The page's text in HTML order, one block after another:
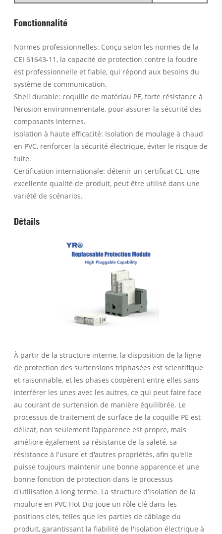
Fonctionnalité
Normes professionnelles: Conçu selon les normes de la
CEI 61643-11, la capacité de protection contre la foudre
est professionnelle et fiable, qui répond aux besoins du
système de communication.
Shell durable: coquille de matériau PE, forte résistance à
l'érosion environnementale, pour assurer la sécurité des
composants internes.
Isolation à haute efficacité: Isolation de moulage à chaud
en PVC, renforcer la sécurité électrique, éviter le risque de
fuite.
Certification internationale: détenir un certificat CE, une
excellente qualité de produit, peut être utilisé dans une
variété de scénarios.
Détails
À partir de la structure interne, la disposition de la ligne
de protection des surtensions triphasées est scientifique
et raisonnable, et les phases coopèrent entre elles sans
interférer les unes avec les autres, ce qui peut faire face
au courant de surtension de manière équilibrée. Le
processus de traitement de surface de la coquille PE est
délicat, non seulement l'apparence est propre, mais
améliore également sa résistance de la saleté, sa
résistance à l'usure et d'autres propriétés, afin qu'elle
puisse toujours maintenir une bonne apparence et une
bonne fonction de protection dans le processus
d'utilisation à long terme. La structure d'isolation de la
moulure en PVC Hot Dip joue un rôle clé dans les
positions clés, telles que les parties de câblage du
produit, garantissant la fiabilité de l'isolation électrique à